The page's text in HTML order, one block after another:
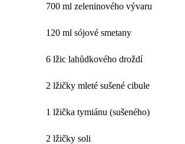
700 ml zeleninového vývaru
120 ml sójové smetany
6 lžic lahůdkového droždí
2 lžičky mleté sušené cibule
1 lžička tymiánu (sušeného)
2 lžičky soli